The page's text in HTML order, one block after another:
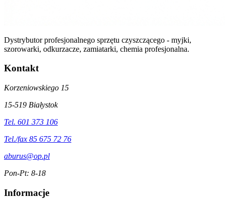
Dystrybutor profesjonalnego sprzętu czyszczącego - myjki,
szorowarki, odkurzacze, zamiatarki, chemia profesjonalna.
Kontakt
Korzeniowskiego 15
15-519 Białystok
Tel. 601 373 106
Tel./fax 85 675 72 76
aburus@op.pl
Pon-Pt: 8-18
Informacje